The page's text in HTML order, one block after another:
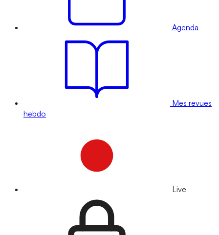
Agenda
Mes revues
hebdo
Live